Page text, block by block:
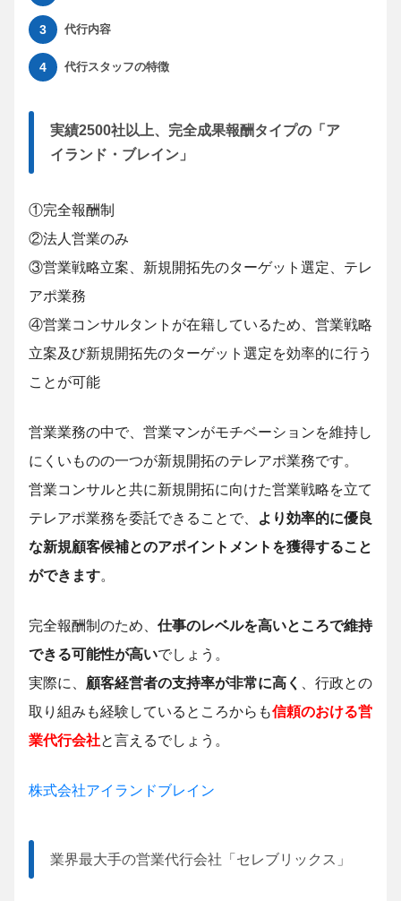
代行内容
代行スタッフの特徴
実績2500社以上、完全成果報酬タイプの「ア
イランド・ブレイン」
①完全報酬制
②法人営業のみ
③営業戦略立案、新規開拓先のターゲット選定、テレ
アポ業務
④営業コンサルタントが在籍しているため、営業戦略
立案及び新規開拓先のターゲット選定を効率的に行う
ことが可能
営業業務の中で、営業マンがモチベーションを維持し
にくいものの一つが新規開拓のテレアポ業務です。
営業コンサルと共に新規開拓に向けた営業戦略を立て
テレアポ業務を委託できることで、
より効率的に優良
な新規顧客候補とのアポイントメントを獲得すること
ができます。
完全報酬制のため、 仕事のレベルを高いところで維持
できる可能性が高いでしょう。
実際に、 顧客経営者の支持率が非常に高く
、行政との
取り組みも経験しているところからも信頼のおける営
業代行会社と言えるでしょう。
株式会社アイランドブレイン
業界最大手の営業代行会社「セレブリックス」